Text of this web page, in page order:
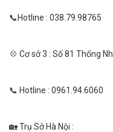
📞Hotline : 038.79.98765
💠 Cơ sở 3 : Số 81 Thống
📞 Hotline : 0961.94.6060
🏡 Trụ Sở Hà Nội :